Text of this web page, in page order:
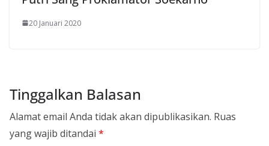
20 Januari 2020
Tinggalkan Balasan
Alamat email Anda tidak akan dipublikasikan. Ruas
yang wajib ditandai *